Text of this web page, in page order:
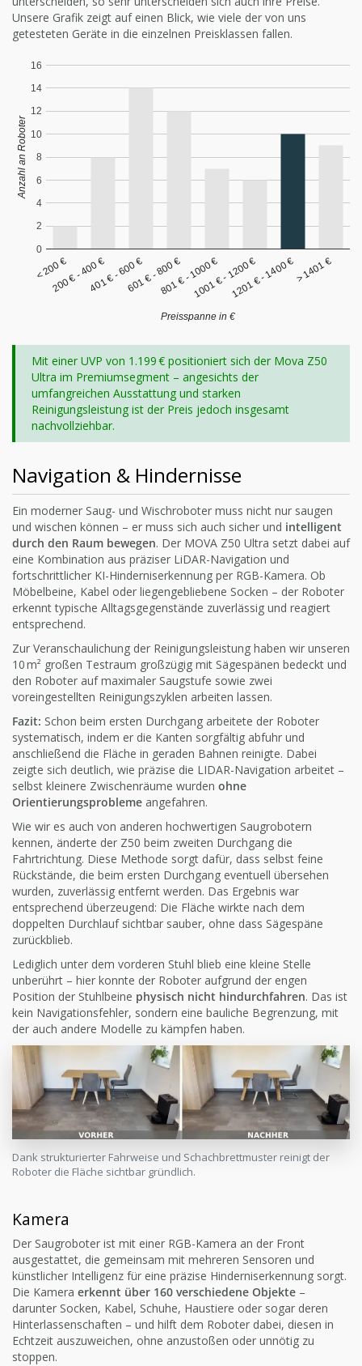
Unsere Grafik zeigt auf einen Blick, wie viele der von uns
getesteten Geräte in die einzelnen Preisklassen fallen.
< 200 €200 € - 400 €401 € - 600 €601 € - 800 €801 € - 1000 €1001 € - 1200 €1201 € - 1400 €> 1401 €
0
2
4
6
8
10
12
14
16
Preisspanne in €
Anzahl an Roboter
Mit einer UVP von 1.199 € positioniert sich der Mova Z50
Ultra im Premiumsegment – angesichts der
umfangreichen Ausstattung und starken
Reinigungsleistung ist der Preis jedoch insgesamt
nachvollziehbar.
Navigation & Hindernisse
Ein moderner Saug- und Wischroboter muss nicht nur saugen
und wischen können – er muss sich auch sicher und intelligent
durch den Raum bewegen. Der MOVA Z50 Ultra setzt dabei auf
eine Kombination aus präziser LiDAR-Navigation und
fortschrittlicher KI-Hinderniserkennung per RGB-Kamera. Ob
Möbelbeine, Kabel oder liegengebliebene Socken – der Roboter
erkennt typische Alltagsgegenstände zuverlässig und reagiert
entsprechend.
Zur Veranschaulichung der Reinigungsleistung haben wir unseren
10 m² großen Testraum großzügig mit Sägespänen bedeckt und
den Roboter auf maximaler Saugstufe sowie zwei
voreingestellten Reinigungszyklen arbeiten lassen.
Fazit: Schon beim ersten Durchgang arbeitete der Roboter
systematisch, indem er die Kanten sorgfältig abfuhr und
anschließend die Fläche in geraden Bahnen reinigte. Dabei
zeigte sich deutlich, wie präzise die LIDAR-Navigation arbeitet –
selbst kleinere Zwischenräume wurden ohne
Orientierungsprobleme angefahren.
Wie wir es auch von anderen hochwertigen Saugrobotern
kennen, änderte der Z50 beim zweiten Durchgang die
Fahrtrichtung. Diese Methode sorgt dafür, dass selbst feine
Rückstände, die beim ersten Durchgang eventuell übersehen
wurden, zuverlässig entfernt werden. Das Ergebnis war
entsprechend überzeugend: Die Fläche wirkte nach dem
doppelten Durchlauf sichtbar sauber, ohne dass Sägespäne
zurückblieb.
Lediglich unter dem vorderen Stuhl blieb eine kleine Stelle
unberührt – hier konnte der Roboter aufgrund der engen
Position der Stuhlbeine physisch nicht hindurchfahren. Das ist
kein Navigationsfehler, sondern eine bauliche Begrenzung, mit
der auch andere Modelle zu kämpfen haben.
Dank strukturierter Fahrweise und Schachbrettmuster reinigt der
Roboter die Fläche sichtbar gründlich.
Kamera
Der Saugroboter ist mit einer RGB-Kamera an der Front
ausgestattet, die gemeinsam mit mehreren Sensoren und
künstlicher Intelligenz für eine präzise Hinderniserkennung sorgt.
Die Kamera erkennt über 160 verschiedene Objekte –
darunter Socken, Kabel, Schuhe, Haustiere oder sogar deren
Hinterlassenschaften – und hilft dem Roboter dabei, diesen in
Echtzeit auszuweichen, ohne anzustoßen oder unnötig zu
stoppen.